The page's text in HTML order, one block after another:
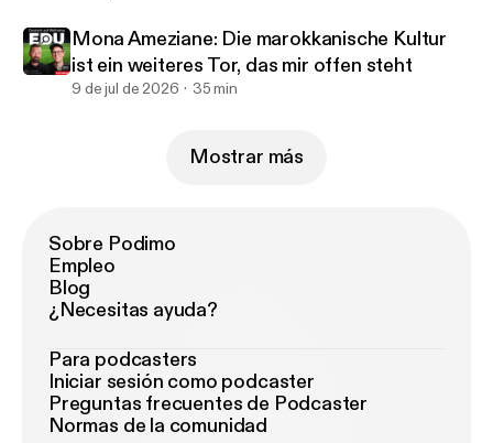
Mona Ameziane: Die marokkanische Kultur
ist ein weiteres Tor, das mir offen steht
9 de jul de 2026 35 min
Mostrar más
Sobre Podimo
Empleo
Blog
¿Necesitas ayuda?
Para podcasters
Iniciar sesión como podcaster
Preguntas frecuentes de Podcaster
Normas de la comunidad